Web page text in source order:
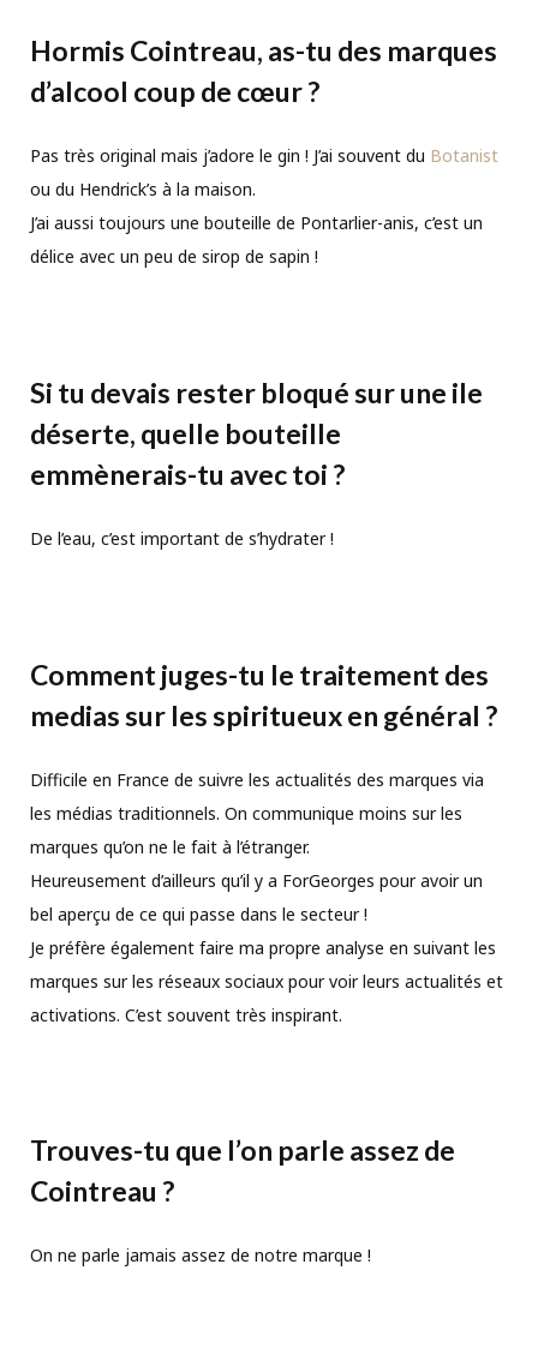
Hormis Cointreau, as-tu des marques
d’alcool coup de cœur ?
Pas très original mais j’adore le gin ! J’ai souvent du Botanist
ou du Hendrick’s à la maison.
J’ai aussi toujours une bouteille de Pontarlier-anis, c’est un
délice avec un peu de sirop de sapin !
Si tu devais rester bloqué sur une ile
déserte, quelle bouteille
emmènerais-tu avec toi ?
De l’eau, c’est important de s’hydrater !
Comment juges-tu le traitement des
medias sur les spiritueux en général ?
Difficile en France de suivre les actualités des marques via
les médias traditionnels. On communique moins sur les
marques qu’on ne le fait à l’étranger.
Heureusement d’ailleurs qu’il y a ForGeorges pour avoir un
bel aperçu de ce qui passe dans le secteur !
Je préfère également faire ma propre analyse en suivant les
marques sur les réseaux sociaux pour voir leurs actualités et
activations. C’est souvent très inspirant.
Trouves-tu que l’on parle assez de
Cointreau ?
On ne parle jamais assez de notre marque !